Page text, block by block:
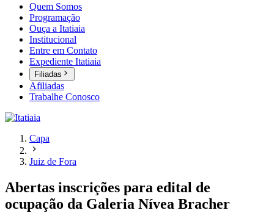
Quem Somos
Programação
Ouça a Itatiaia
Institucional
Entre em Contato
Expediente Itatiaia
Filiadas
Afiliadas
Trabalhe Conosco
Capa
Juiz de Fora
Abertas inscrições para edital de
ocupação da Galeria Nívea Bracher